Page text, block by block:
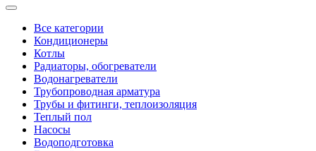
Все категории
Кондиционеры
Котлы
Радиаторы, обогреватели
Водонагреватели
Трубопроводная арматура
Трубы и фитинги, теплоизоляция
Теплый пол
Насосы
Водоподготовка